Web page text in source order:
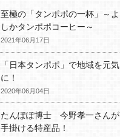
至極の「タンポポの一杯」～よ
しかタンポポコーヒー～
2021年06月17日
「日本タンポポ」で地域を元気
に！
2020年06月04日
たんぽぽ博士 今野孝一さんが
手掛ける特産品！